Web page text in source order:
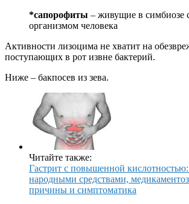
*сапорофиты – живущие в симбиозе
организмом человека
Активности лизоцима не хватит на
поступающих в рот извне бактерий.
Ниже – бакпосев из зева.
Читайте также:
Гастрит с повышенной
народными средствами,
причины и симптоматика